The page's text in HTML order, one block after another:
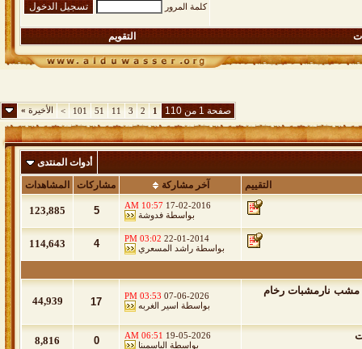
كلمة المرور
التقويم
صفحة 1 من 110 1
2
3
11
51
101
> الأخيرة»
أدوات المنتدى
التقييم
آخر مشاركة مشاركات المشاهدات
17-02-2016
10:57 AM
بواسطة فدوشة 5
123,885
22-01-2014
03:02 PM
بواسطة راشد المسعري 4
114,643
مشب نارمشبات رخام 07-06-2026
03:53 PM
بواسطة اسير الغربه 17
44,939
19-05-2026
06:51 AM
بواسطة الياسمينا 0
8,816